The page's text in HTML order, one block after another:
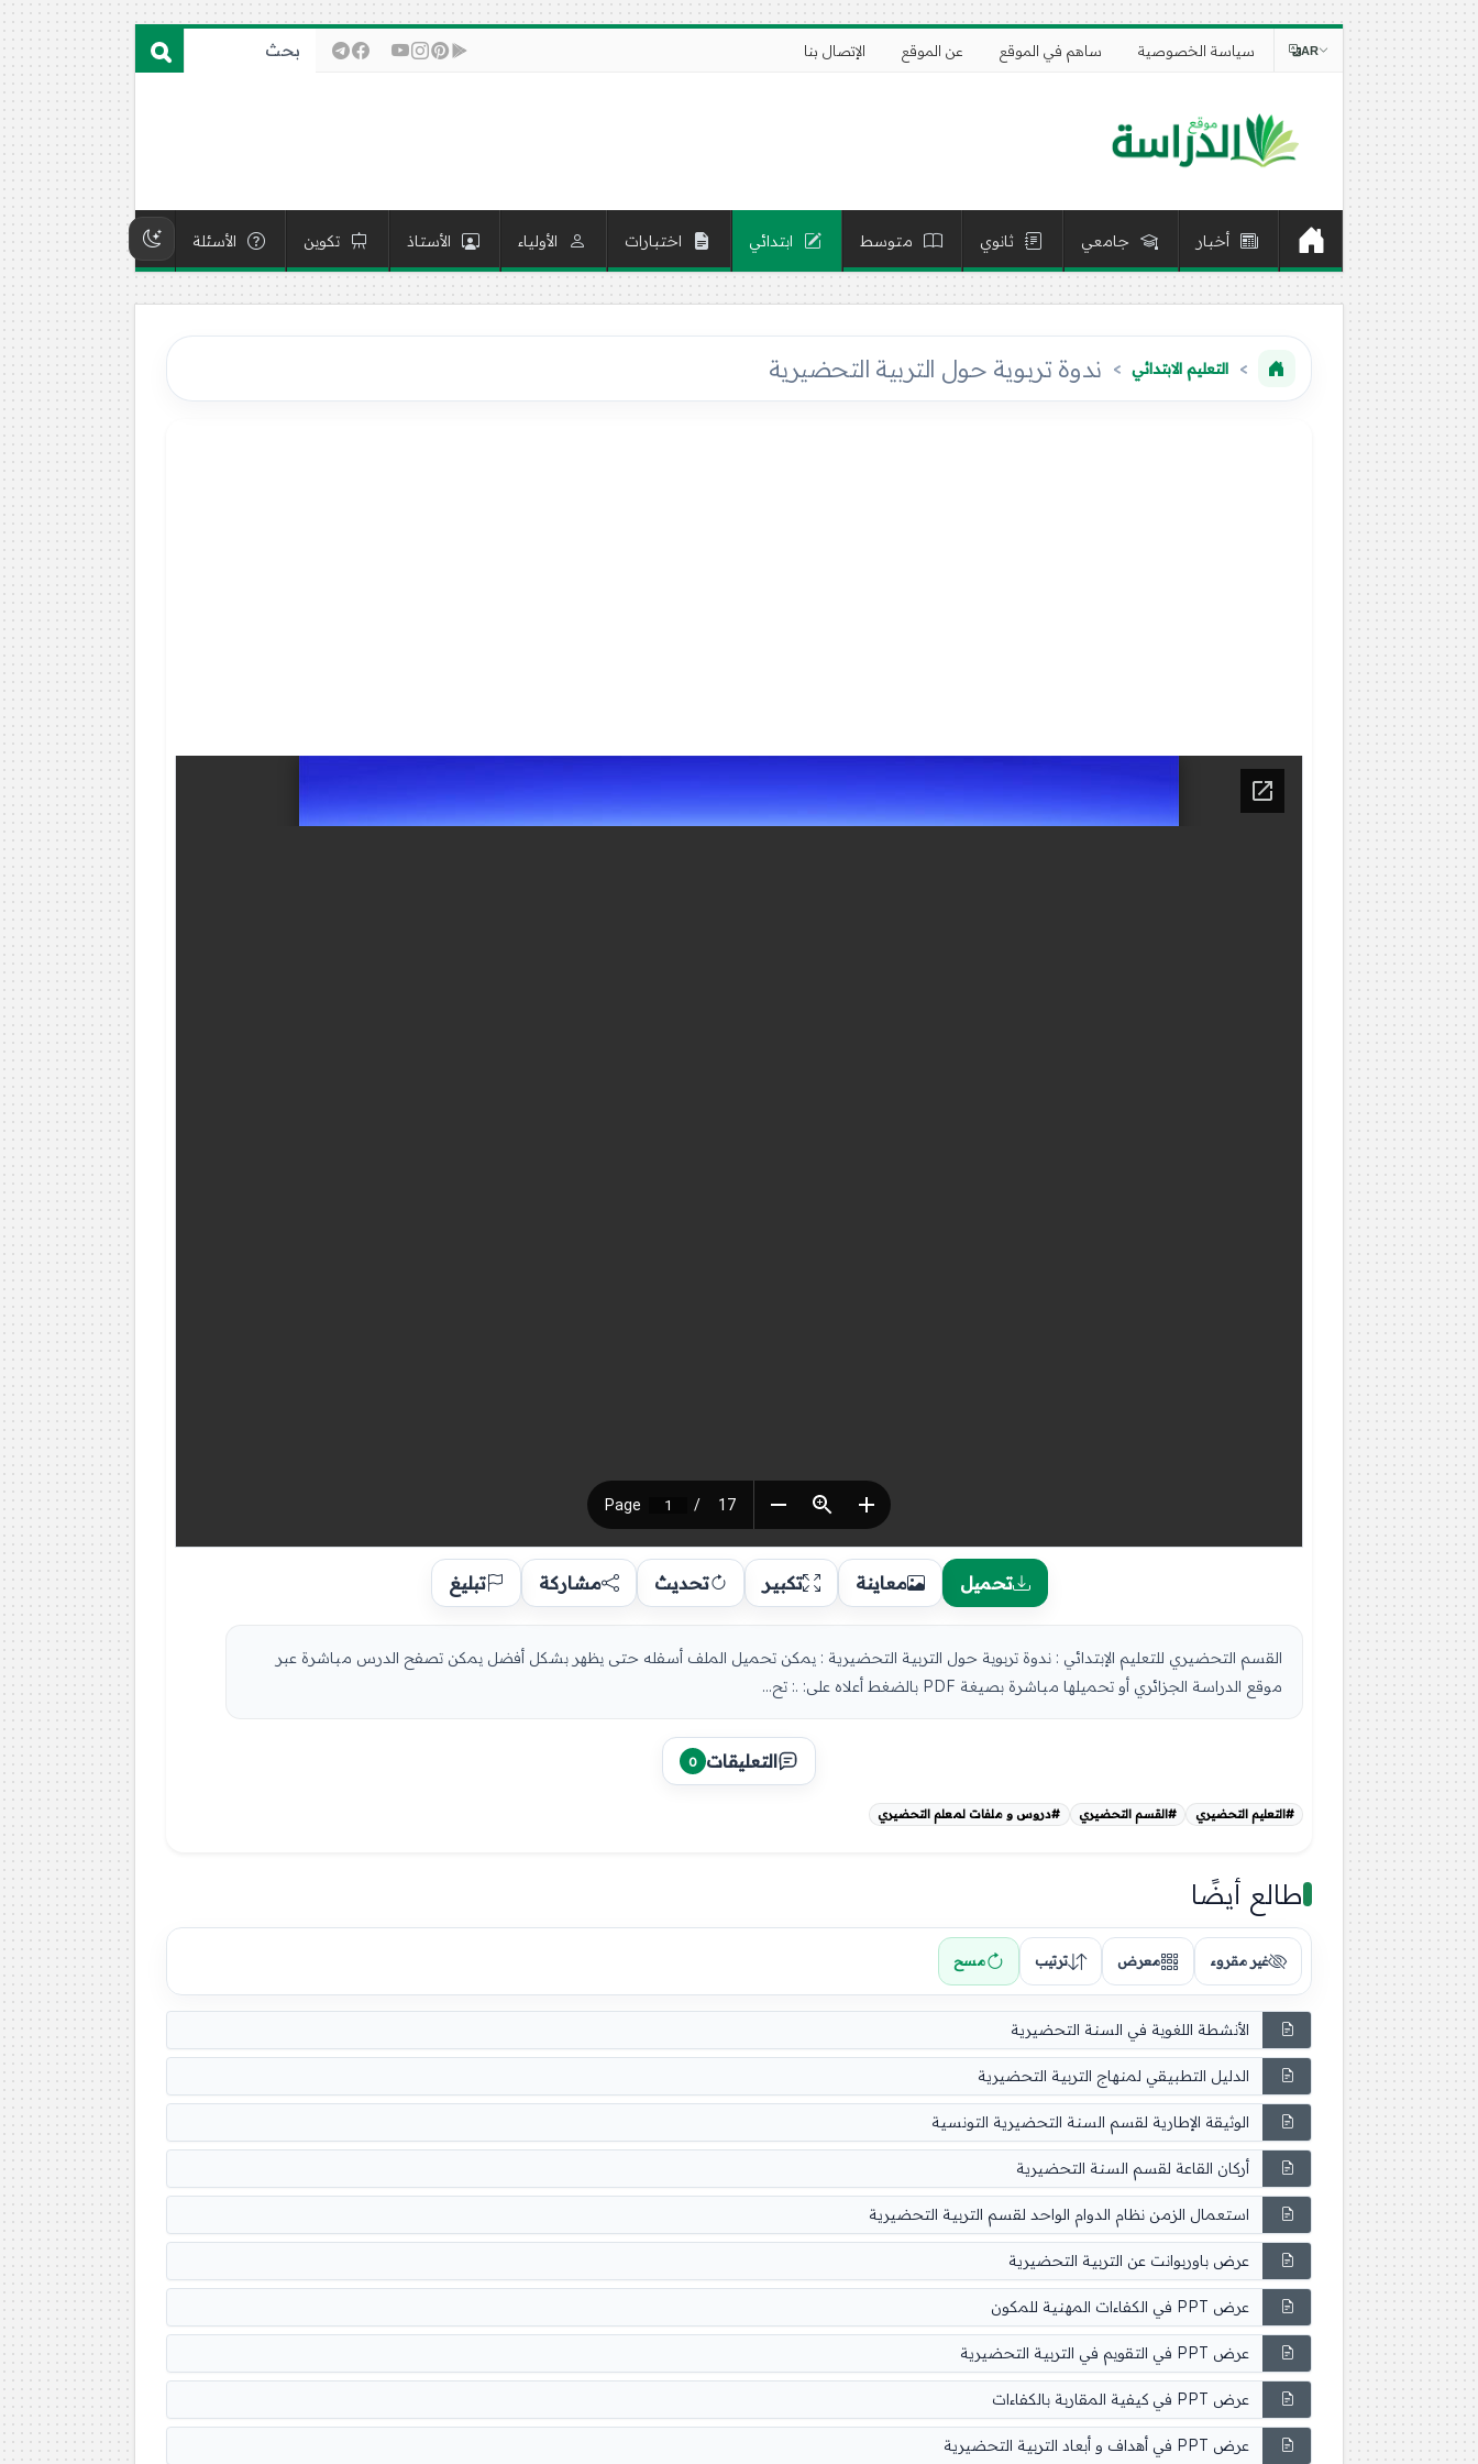
سياسة الخصوصية ساهم في الموقع عن الموقع الإتصال بنا AR
أخبار جامعي ثانوي متوسط ابتدائي اختبارات الأولياء الأستاذ تكوين الأسئلة
التعليم الابتدائي ندوة تربوية حول التربية التحضيرية
تحميل معاينة تكبير تحديث مشاركة تبليغ
القسم التحضيري للتعليم الإبتدائي : ندوة تربوية حول التربية التحضيرية : يمكن تحميل الملف أسفله حتى يظهر بشكل أفضل يمكن تصفح الدرس مباشرة عبر
موقع الدراسة الجزائري أو تحميلها مباشرة بصيغة PDF بالضغط أعلاه على: .: تح...
التعليقات 0
#التعليم التحضيري #القسم التحضيري #دروس و ملفات لمعلم التحضيري
طالع أيضًا
غير مقروء معرض ترتيب مسح
الأنشطة اللغوية في السنة التحضيرية
الدليل التطبيقي لمنهاج التربية التحضيرية
الوثيقة الإطارية لقسم السنة التحضيرية التونسية
أركان القاعة لقسم السنة التحضيرية
استعمال الزمن نظام الدوام الواحد لقسم التربية التحضيرية
عرض باوربوانت عن التربية التحضيرية
عرض PPT في الكفاءات المهنية للمكون
عرض PPT في التقويم في التربية التحضيرية
عرض PPT في كيفية المقاربة بالكفاءات
عرض PPT في أهداف و أبعاد التربية التحضيرية